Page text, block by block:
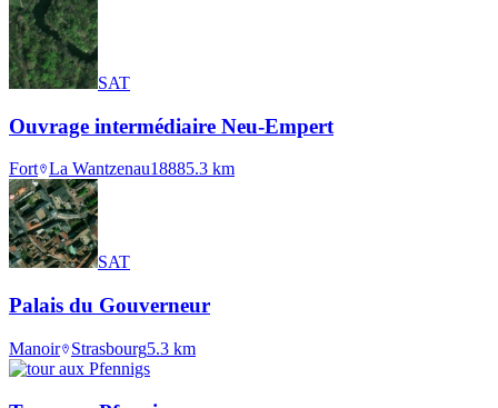
SAT
Ouvrage intermédiaire Neu-Empert
Fort La Wantzenau18885.3 km
SAT
Palais du Gouverneur
Manoir Strasbourg5.3 km